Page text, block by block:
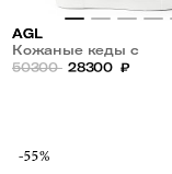
AGL
Кожаные кеды с
перфорацией
50300 28300 ₽
-55%